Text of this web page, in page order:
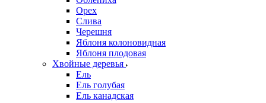
Орех
Слива
Черешня
Яблоня колоновидная
Яблоня плодовая
Хвойные деревья
Ель
Ель голубая
Ель канадская